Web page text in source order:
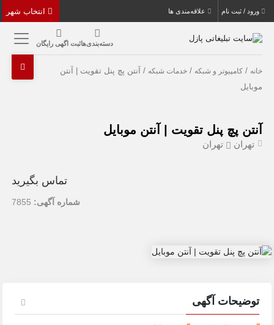
ورود / ثبت نام علاقه‌مندی ها
دسته‌بندی‌هاثبت اگهی رایگان
خانه /کامپیوتر و شبکه /خدمات شبکه / آنتن پچ پنل تقویت | آنتن
موبایل
آنتن پچ پنل تقویت | آنتن موبایل
تهران تهران
تماس بگیرید
شماره آگهی: 7855
توضیحات آگهی